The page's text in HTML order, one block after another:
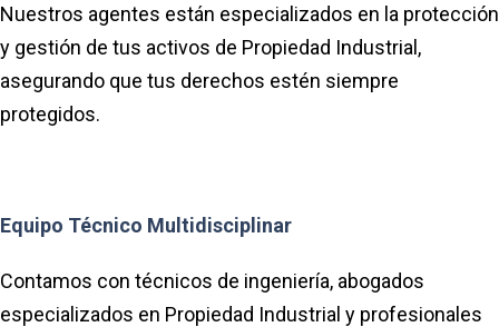
Nuestros agentes están especializados en la protección
y gestión de tus activos de Propiedad Industrial,
asegurando que tus derechos estén siempre
protegidos.
Equipo Técnico Multidisciplinar
Contamos con técnicos de ingeniería, abogados
especializados en Propiedad Industrial y profesionales